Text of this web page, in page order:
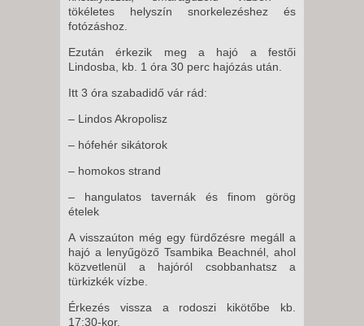
tökéletes helyszín snorkelezéshez és
fotózáshoz.
Ezután érkezik meg a hajó a festői
Lindosba, kb. 1 óra 30 perc hajózás után.
Itt 3 óra szabadidő vár rád:
– Lindos Akropolisz
– hófehér sikátorok
– homokos strand
– hangulatos tavernák és finom görög
ételek
A visszaúton még egy fürdőzésre megáll a
hajó a lenyűgöző Tsambika Beachnél, ahol
közvetlenül a hajóról csobbanhatsz a
türkizkék vízbe.
Érkezés vissza a rodoszi kikötőbe kb.
17:30-kor.